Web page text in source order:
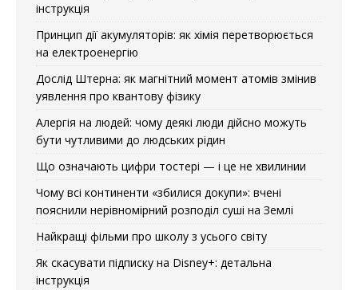
інструкція
Принцип дії акумуляторів: як хімія перетворюється
на електроенергію
Дослід Штерна: як магнітний момент атомів змінив
уявлення про квантову фізику
Алергія на людей: чому деякі люди дійсно можуть
бути чутливими до людських рідин
Що означають цифри тостері — і це не хвилинии
Чому всі континенти «збилися докупи»: вчені
пояснили нерівномірний розподіл суші на Землі
Найкращі фільми про школу з усього світу
Як скасувати підписку на Disney+: детальна
інструкція